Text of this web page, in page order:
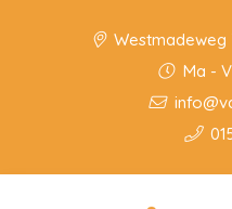
Westmadeweg
Ma -